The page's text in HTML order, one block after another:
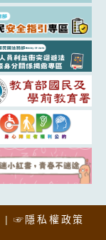
☞隱私權政策